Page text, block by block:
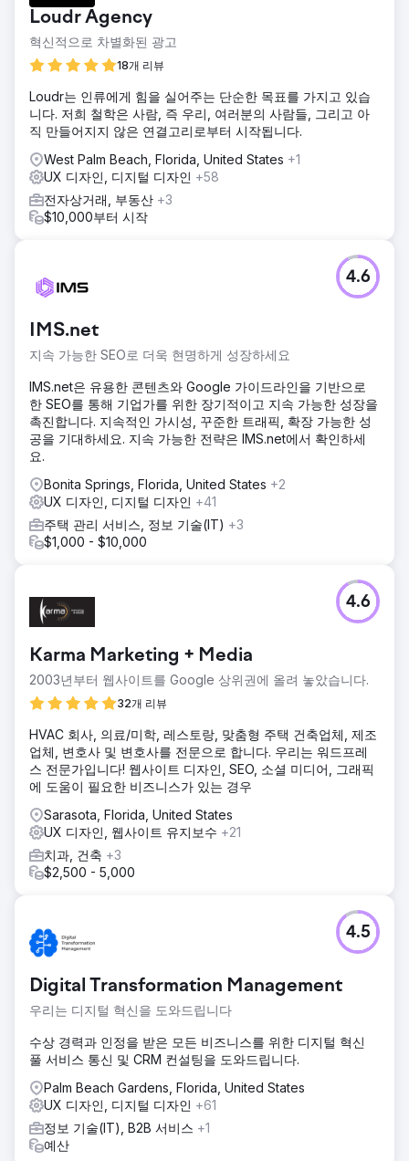
Loudr Agency
혁신적으로 차별화된 광고
18개 리뷰
Loudr는 인류에게 힘을 실어주는 단순한 목표를 가지고 있습
니다. 저희 철학은 사람, 즉 우리, 여러분의 사람들, 그리고 아
직 만들어지지 않은 연결고리로부터 시작됩니다.
West Palm Beach, Florida, United States +1
UX 디자인, 디지털 디자인 +58
전자상거래, 부동산 +3
$10,000부터 시작
IMS.net
지속 가능한 SEO로 더욱 현명하게 성장하세요
4.6
IMS.net은 유용한 콘텐츠와 Google 가이드라인을 기반으로
한 SEO를 통해 기업가를 위한 장기적이고 지속 가능한 성장을
촉진합니다. 지속적인 가시성, 꾸준한 트래픽, 확장 가능한 성
공을 기대하세요. 지속 가능한 전략은 IMS.net에서 확인하세
요.
Bonita Springs, Florida, United States +2
UX 디자인, 디지털 디자인 +41
주택 관리 서비스, 정보 기술(IT) +3
$1,000 - $10,000
Karma Marketing + Media
2003년부터 웹사이트를 Google 상위권에 올려 놓았습니다.
32개 리뷰
4.6
HVAC 회사, 의료/미학, 레스토랑, 맞춤형 주택 건축업체, 제조
업체, 변호사 및 변호사를 전문으로 합니다. 우리는 워드프레
스 전문가입니다! 웹사이트 디자인, SEO, 소셜 미디어, 그래픽
에 도움이 필요한 비즈니스가 있는 경우
Sarasota, Florida, United States
UX 디자인, 웹사이트 유지보수 +21
치과, 건축 +3
$2,500 - 5,000
Digital Transformation Management
우리는 디지털 혁신을 도와드립니다
4.5
수상 경력과 인정을 받은 모든 비즈니스를 위한 디지털 혁신
풀 서비스 통신 및 CRM 컨설팅을 도와드립니다.
Palm Beach Gardens, Florida, United States
UX 디자인, 디지털 디자인 +61
정보 기술(IT), B2B 서비스 +1
예산